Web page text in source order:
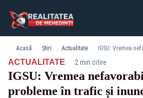
Acasă Știri Actualitate
ACTUALITATE· 2 min citire
IGSU: Vremea
probleme în trafic și